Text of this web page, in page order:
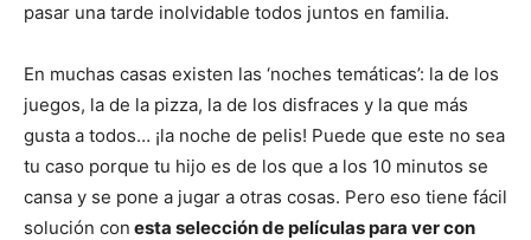
pasar una tarde inolvidable todos juntos en familia.
En muchas casas existen las ‘noches temáticas’: la de los
juegos, la de la pizza, la de los disfraces y la que más
gusta a todos… ¡la noche de pelis! Puede que este no sea
tu caso porque tu hijo es de los que a los 10 minutos se
cansa y se pone a jugar a otras cosas. Pero eso tiene fácil
solución con esta selección de películas para ver con